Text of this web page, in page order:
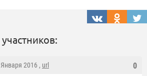
0
2016 , url